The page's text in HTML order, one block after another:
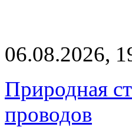
06.08.2026,
Природная
проводов